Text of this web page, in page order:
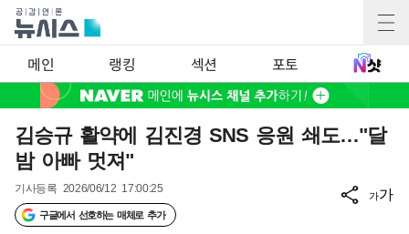
메인 랭킹 섹션 포토
김승규 활약에 김진경 SNS 응원 쇄도…"달
밤 아빠 멋져"
기사등록 2026/06/12 17:00:25
구글에서 선호하는 매체로 추가
가가